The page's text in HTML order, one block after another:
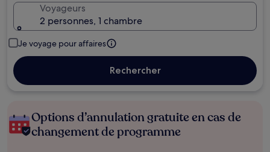
Voyageurs
2 personnes, 1 chambre
Je voyage pour affaires
Rechercher
Options d’annulation gratuite en cas de
changement de programme